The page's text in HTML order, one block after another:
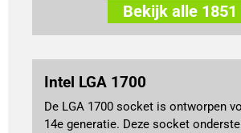
Bekijk alle 1851
Intel LGA 1700
De LGA 1700 socket is ontworpen
14e generatie. Deze socket